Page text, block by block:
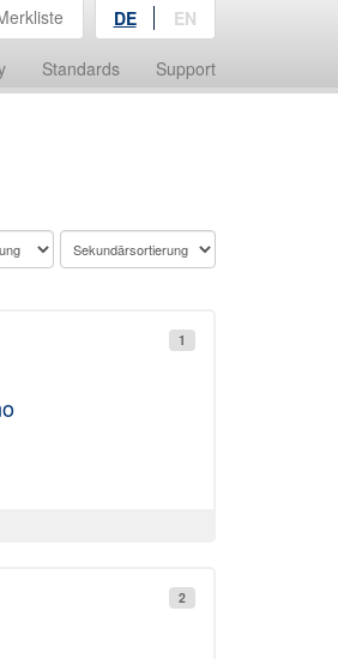
Standards Support
DE EN
1
2